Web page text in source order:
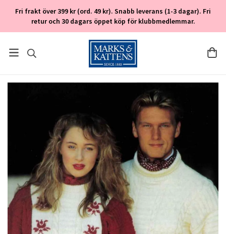
Fri frakt över 399 kr (ord. 49 kr). Snabb leverans (1-3 dagar). Fri
retur och 30 dagars öppet köp för klubbmedlemmar.